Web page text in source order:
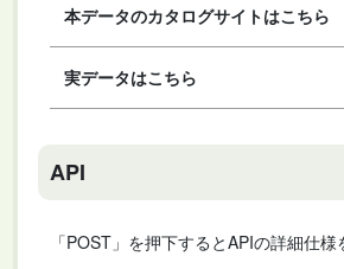
本データのカタログサイトはこちら
実データはこちら
API
「POST」を押下するとAPIの詳細仕